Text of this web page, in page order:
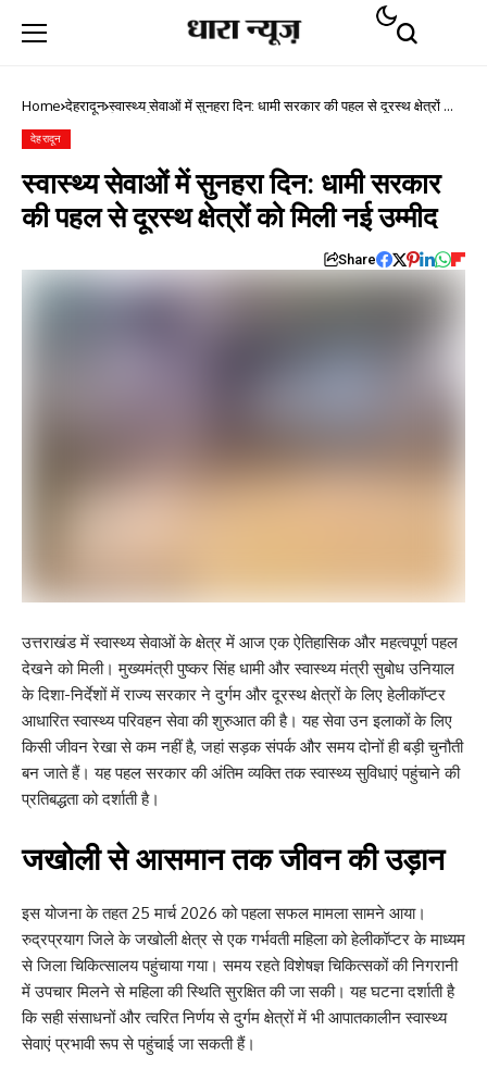
Home देहरादून स्वास्थ्य सेवाओं में सुनहरा दिन: धामी सरकार की पहल से दूरस्थ क्षेत्रों को
देहरादून
स्वास्थ्य सेवाओं में सुनहरा दिन: धामी सरकार
की पहल से दूरस्थ क्षेत्रों को मिली नई उम्मीद
Share
उत्तराखंडमें स्वास्थ्य सेवाओं के क्षेत्र में आज एक ऐतिहासिक और महत्वपूर्ण पहल
देखने को मिली। मुख्यमंत्रीपुष्कर सिंह धामीऔर स्वास्थ्य मंत्रीसुबोध उनियाल
के दिशा-निर्देशों में राज्य सरकार ने दुर्गम और दूरस्थ क्षेत्रों के लिए हेलीकॉप्टर
आधारित स्वास्थ्य परिवहन सेवा की शुरुआत की है। यह सेवा उन इलाकों के लिए
किसी जीवन रेखा से कम नहीं है, जहां सड़क संपर्क और समय दोनों ही बड़ी चुनौती
बन जाते हैं। यह पहल सरकार की अंतिम व्यक्ति तक स्वास्थ्य सुविधाएं पहुंचाने की
प्रतिबद्धता को दर्शाती है।
जखोली से आसमान तक जीवन की उड़ान
इस योजना के तहत 25 मार्च 2026 को पहला सफल मामला सामने आया।
रुद्रप्रयागजिले के जखोली क्षेत्र से एक गर्भवती महिला को हेलीकॉप्टर के माध्यम
से जिला चिकित्सालय पहुंचाया गया। समय रहते विशेषज्ञ चिकित्सकों की निगरानी
में उपचार मिलने से महिला की स्थिति सुरक्षित की जा सकी। यह घटना दर्शाती है
कि सही संसाधनों और त्वरित निर्णय से दुर्गम क्षेत्रों में भी आपातकालीन स्वास्थ्य
सेवाएं प्रभावी रूप से पहुंचाई जा सकती हैं।